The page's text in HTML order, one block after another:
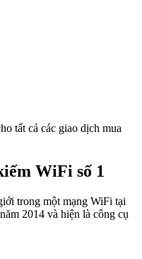
tất cả các giao dịch mua
WiFi số 1
trong một mạng WiFi tại
2014 và hiện là công cụ